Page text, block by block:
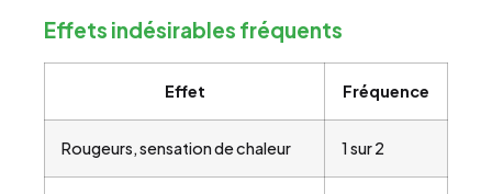
Effets indésirables fréquents
Effet Fréquence
Rougeurs, sensation de chaleur 1 sur 2